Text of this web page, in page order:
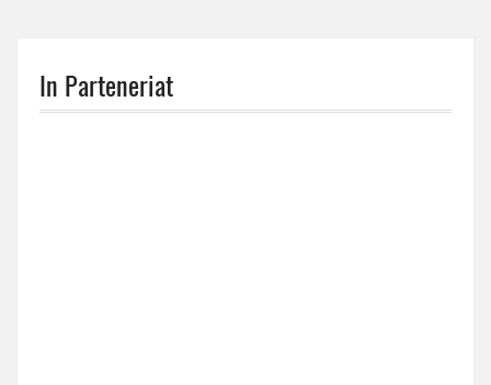
In Parteneriat